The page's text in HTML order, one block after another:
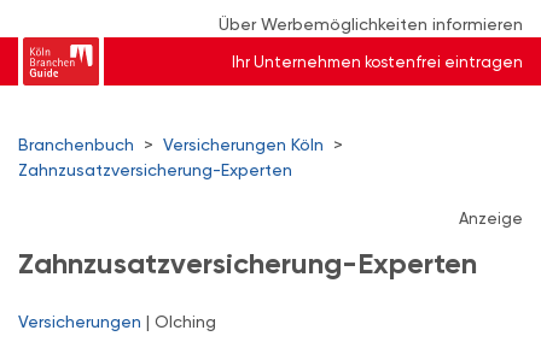
Über Werbemöglichkeiten informieren
Ihr Unternehmen kostenfrei eintragen
Branchenbuch > Versicherungen Köln
>
Zahnzusatzversicherung-Experten
Anzeige
Zahnzusatzversicherung-Experten
Versicherungen | Olching